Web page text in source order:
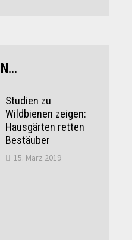
Studien zu
Wildbienen zeigen:
Hausgärten retten
Bestäuber
15. März 2019